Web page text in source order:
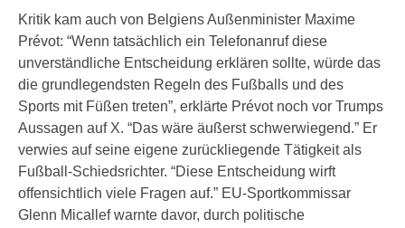
Kritik kam auch von Belgiens Außenminister Maxime
Prévot: “Wenn tatsächlich ein Telefonanruf diese
unverständliche Entscheidung erklären sollte, würde das
die grundlegendsten Regeln des Fußballs und des
Sports mit Füßen treten”, erklärte Prévot noch vor Trumps
Aussagen auf X. “Das wäre äußerst schwerwiegend.” Er
verwies auf seine eigene zurückliegende Tätigkeit als
Fußball-Schiedsrichter. “Diese Entscheidung wirft
offensichtlich viele Fragen auf.” EU-Sportkommissar
Glenn Micallef warnte davor, durch politische